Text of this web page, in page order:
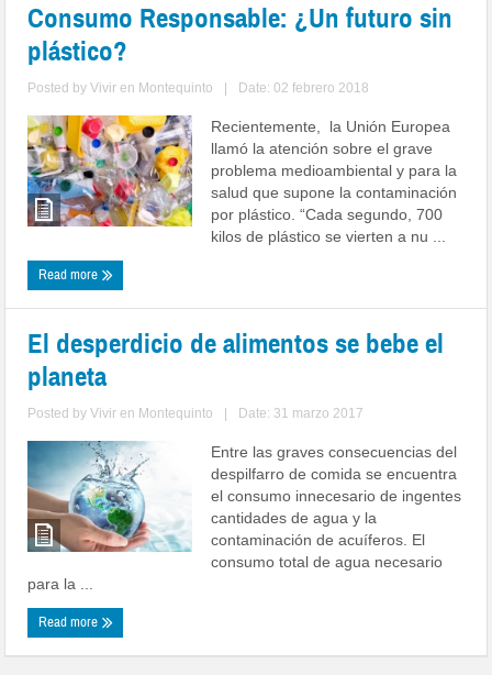
Consumo Responsable: ¿Un futuro sin
plástico?
Posted byVivir en Montequinto Date: 02 febrero 2018
Recientemente, la Unión Europea
llamó la atención sobre el grave
problema medioambiental y para la
salud que supone la contaminación
por plástico. “Cada segundo, 700
kilos de plástico se vierten a nu ...
Read more
El desperdicio de alimentos se bebe el
planeta
Posted byVivir en Montequinto Date: 31 marzo 2017
Entre las graves consecuencias del
despilfarro de comida se encuentra
el consumo innecesario de ingentes
cantidades de agua y la
contaminación de acuíferos. El
consumo total de agua necesario
para la ...
Read more